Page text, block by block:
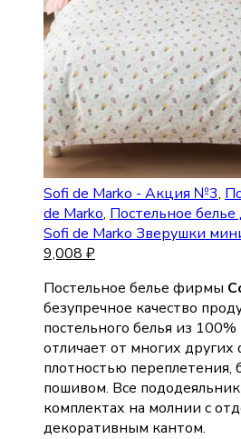
Sofi de Marko - Акция №3,
de Marko, Постельное белье
Sofi de Marko Зверушки
9,008 ₽
Постельное белье фирмы
безупречное качество
постельного белья из
отличает от многих
плотностью
пошивом. Все
комплектах на молнии с
декоративным кантом.